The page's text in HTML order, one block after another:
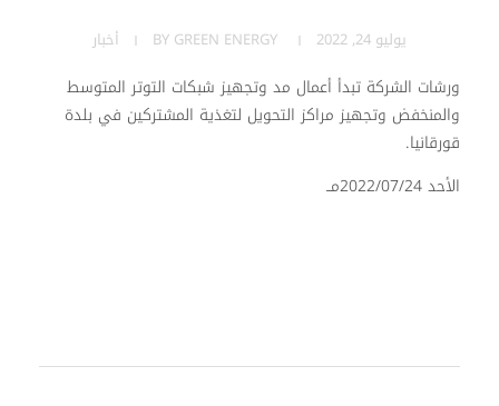
يوليو 24, 2022 BY GREEN ENERGY أخبار
ورشات الشركة تبدأ أعمال مد وتجهيز شبكات التوتر المتوسط
والمنخفض وتجهيز مراكز التحويل لتغذية المشتركين في بلدة
قورقانيا.
الأحد 2022/07/24مــ